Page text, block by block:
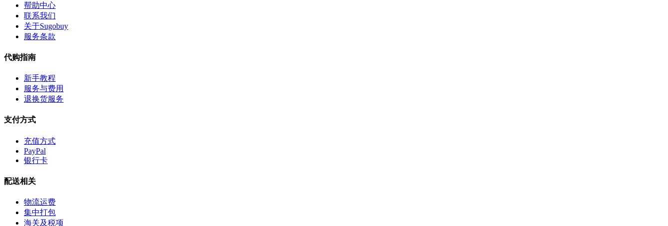
帮助中心
联系我们
关于Sugobuy
服务条款
代购指南
新手教程
服务与费用
退换货服务
支付方式
充值方式
PayPal
银行卡
配送相关
物流运费
集中打包
海关及税项